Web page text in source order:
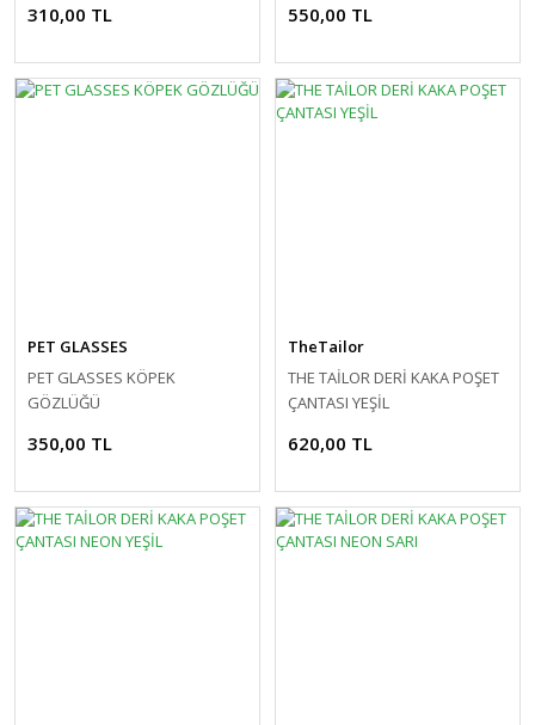
310,00 TL 550,00 TL
PET GLASSES
PET GLASSES KÖPEK
GÖZLÜĞÜ
350,00 TL
TheTailor
THE TAİLOR DERİ KAKA POŞET
ÇANTASI YEŞİL
620,00 TL